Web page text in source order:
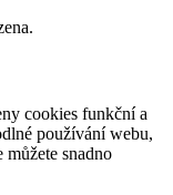
cookies funkční a
používání webu,
můžete snadno